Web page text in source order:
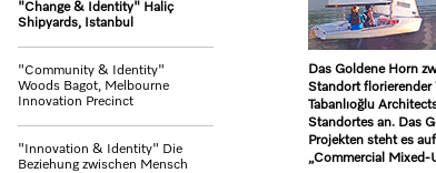
"Change & Identity" Haliç
Shipyards, Istanbul
"Community & Identity"
Woods Bagot, Melbourne
Innovation Precinct
"Innovation & Identity" Die
Beziehung zwischen Mensch
Das Goldene Horn
Standort florierender
Tabanlıoğlu
Standortes an. Das
Projekten steht es
„Commercial Mixed-